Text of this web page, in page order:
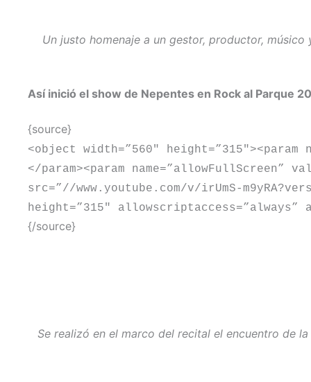
Un justo homenaje a un gestor, productor,
Así inició el show de Nepentes en Rock al Parque
{source}
<object width=”560″ height=”315″><param
</param><param name=”allowFullScreen”
src=”//www.youtube.com/v/irUmS-
height=”315″
{/source}
Se realizó en el marco del recital el encuentro de